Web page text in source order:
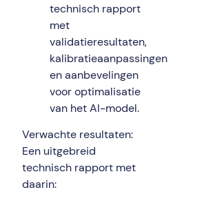
technisch rapport
met
validatieresultaten,
kalibratieaanpassingen
en aanbevelingen
voor optimalisatie
van het AI-model.
Verwachte resultaten:
Een uitgebreid
technisch rapport met
daarin: